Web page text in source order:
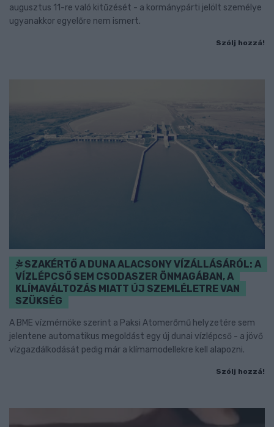
augusztus 11-re való kitűzését - a kormánypárti jelölt személye
ugyanakkor egyelőre nem ismert.
Szólj hozzá!
SZAKÉRTŐ A DUNA ALACSONY VÍZÁLLÁSÁRÓL: A
VÍZLÉPCSŐ SEM CSODASZER ÖNMAGÁBAN, A
KLÍMAVÁLTOZÁS MIATT ÚJ SZEMLÉLETRE VAN
SZÜKSÉG
A BME vízmérnöke szerint a Paksi Atomerőmű helyzetére sem
jelentene automatikus megoldást egy új dunai vízlépcső - a jövő
vízgazdálkodását pedig már a klímamodellekre kell alapozni.
Szólj hozzá!